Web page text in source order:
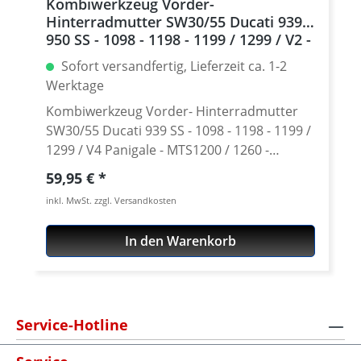
Kombiwerkzeug Vorder-
Hinterradmutter SW30/55 Ducati 939 /
950 SS - 1098 - 1198 - 1199 / 1299 / V2 -
V4 Panigale - MTS1200 - Streetfighter -
Diavel - Monster 1200
Sofort versandfertig, Lieferzeit ca. 1-2
Werktage
Kombiwerkzeug Vorder- Hinterradmutter
SW30/55 Ducati 939 SS - 1098 - 1198 - 1199 /
1299 / V4 Panigale - MTS1200 / 1260 -
Streetfighter - Diavel - Monster 1200
Hocwertiges Werkzeug für Ducati aus
Aluminium zum schonenden Anziehen und
Lösen der rechten Hinterradmutter und
Vorderradmutter. Durch die passgenaue
Beschädigung der Mutter wie durch
handelsübliches Werkzeug ausgeschlossen.
Regulärer Preis:
59,95 €
inkl. MwSt. zzgl. Versandkosten
In den Warenkorb
Service-Hotline